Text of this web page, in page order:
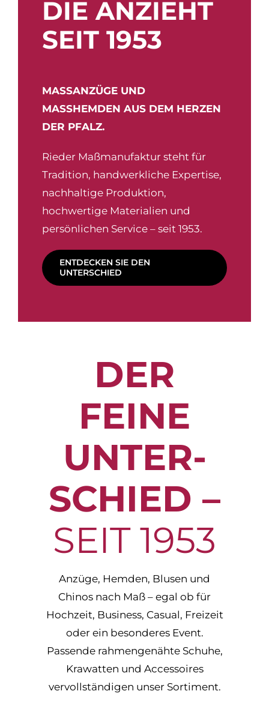
DIE ANZIEHT
SEIT 1953
MASSANZÜGE UND
MASSHEMDEN AUS DEM HERZEN
DER PFALZ.
Rieder Maßmanufaktur steht für
Tradition, handwerkliche Expertise,
nachhaltige Produktion,
hochwertige Materialien und
persönlichen Service – seit 1953.
ENTDECKEN SIE DEN
UNTERSCHIED
DER
FEI‍‍­‍‍NE
UNTER‍­
SCHIED –
SEIT 1953
Anzüge, Hemden, Blusen und
Chinos nach Maß – egal ob für
Hochzeit, Business, Casual, Freizeit
oder ein besonderes Event.
Passende rahmengenähte Schuhe,
Krawatten und Accessoires
vervollständigen unser Sortiment.